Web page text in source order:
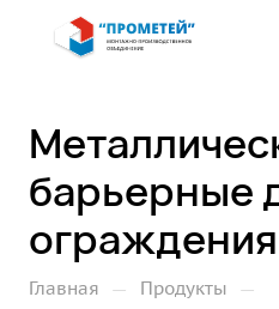
барьерные
ограждения
Главная — Продукты —